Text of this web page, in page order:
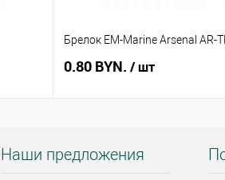
Брелок EM-Marine Arsenal AR-
0.80 BYN. / шт
Наши предложения